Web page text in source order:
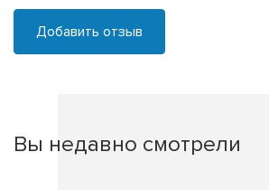
Добавить отзыв
Вы недавно смотрели